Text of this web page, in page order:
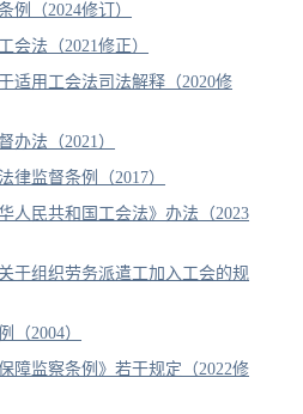
例（2024修订）
会法（2021修正）
适用工会法司法解释（2020修
办法（2021）
律监督条例（2017）
人民共和国工会法》办法（2023
于组织劳务派遣工加入工会的规
（2004）
障监察条例》若干规定（2022修